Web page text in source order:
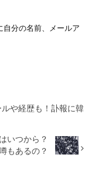
自分の名前、メールア
や経歴も！訃報に韓
いつから？
もあるの？